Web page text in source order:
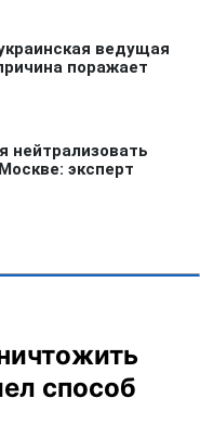
способ